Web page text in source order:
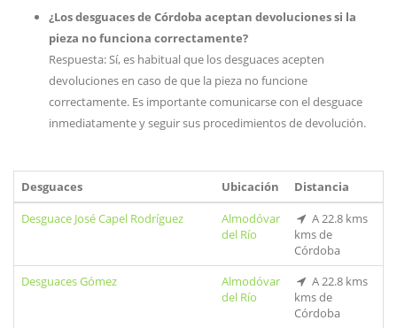
¿Los desguaces de Córdoba aceptan devoluciones si la
pieza no funciona correctamente?
Respuesta: Sí, es habitual que los desguaces acepten
devoluciones en caso de que la pieza no funcione
correctamente. Es importante comunicarse con el desguace
inmediatamente y seguir sus procedimientos de devolución.
Desguaces Ubicación
Distancia
Desguace José Capel Rodríguez
Almodóvar
del Río
A 22.8 kms
kms de
Córdoba
Desguaces Gómez
Almodóvar
del Río
A 22.8 kms
kms de
Córdoba